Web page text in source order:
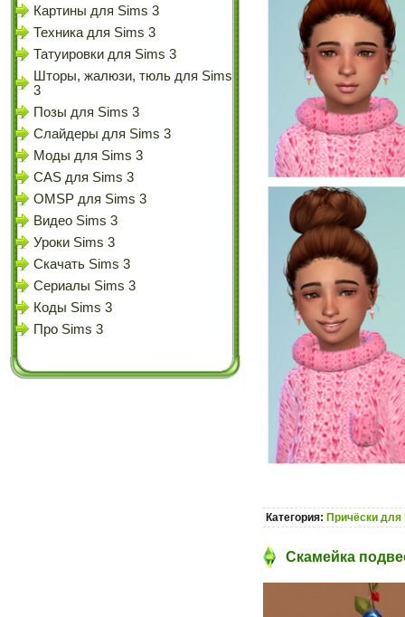
Картины для Sims 3
Техника для Sims 3
Татуировки для Sims 3
Шторы, жалюзи, тюль для Sims
3
Позы для Sims 3
Слайдеры для Sims 3
Моды для Sims 3
CAS для Sims 3
OMSP для Sims 3
Видео Sims 3
Уроки Sims 3
Скачать Sims 3
Сериалы Sims 3
Коды Sims 3
Про Sims 3
Категория: Причёски для
Скамейка